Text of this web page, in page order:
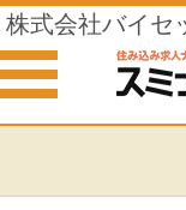
株式会社バイセ